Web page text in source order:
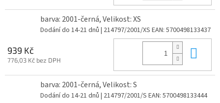
barva: 2001-černá, Velikost: XS
Dodání do 14-21 dnů | 214797/2001/XS EAN: 5700498133437
939 Kč
776,03 Kč bez DPH
barva: 2001-černá, Velikost: S
Dodání do 14-21 dnů | 214797/2001/S EAN: 5700498133444